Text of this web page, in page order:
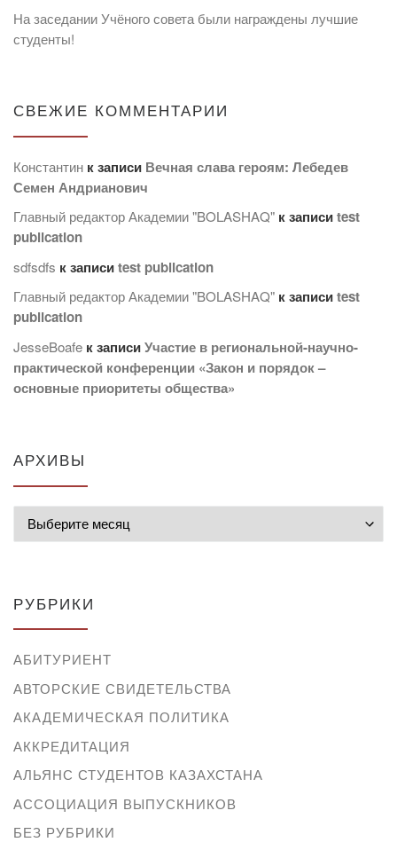
На заседании Учёного совета были награждены лучшие
студенты!
СВЕЖИЕ КОММЕНТАРИИ
Константин к записи Вечная слава героям: Лебедев
Семен Андрианович
Главный редактор Академии "BOLASHAQ" к записиtest
publication
sdfsdfs к записиtest publication
Главный редактор Академии "BOLASHAQ" к записиtest
publication
JesseBoafe к записиУчастие в региональной-научно-
практической конференции «Закон и порядок –
основные приоритеты общества»
АРХИВЫ
РУБРИКИ
АБИТУРИЕНТ
АВТОРСКИЕ СВИДЕТЕЛЬСТВА
АКАДЕМИЧЕСКАЯ ПОЛИТИКА
АККРЕДИТАЦИЯ
АЛЬЯНС СТУДЕНТОВ КАЗАХСТАНА
АССОЦИАЦИЯ ВЫПУСКНИКОВ
БЕЗ РУБРИКИ